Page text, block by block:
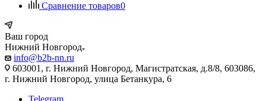
Сравнение товаров0
Ваш город
Нижний Новгород
info@b2b-nn.ru
603001, г. Нижний Новгород, Магистратская, д.8/8, 603086,
г. Нижний Новгород, улица Бетанкура, 6
Telegram